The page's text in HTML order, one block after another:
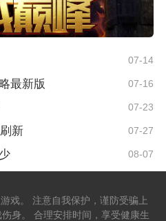
07-14
最新版 07-16
07-23
新 07-27
08-07
戏。 注意自我保护，谨防受骗上
身。 合理安排时间，享受健康生